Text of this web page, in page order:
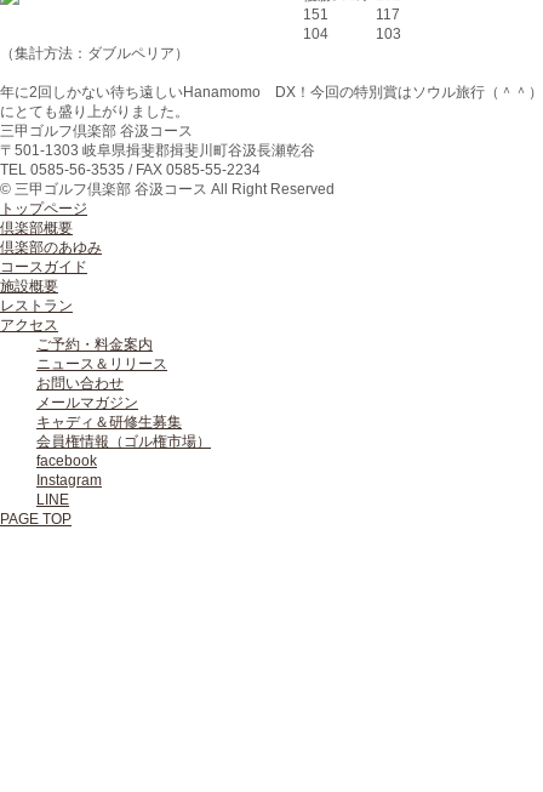
151
117
104
103
（集計方法：ダブルペリア）
年に2回しかない待ち遠しいHanamomo DX！今回の特別賞はソウル旅行（＾＾
にとても盛り上がりました。
三甲ゴルフ倶楽部 谷汲コース
〒 501-1303 岐阜県揖斐郡揖斐川町谷汲長瀬乾谷
TEL 0585-56-3535 / FAX 0585-55-2234
© 三甲ゴルフ倶楽部 谷汲コース All Right Reserved
トップページ
倶楽部概要
倶楽部のあゆみ
コースガイド
施設概要
レストラン
アクセス
ご予約・料金案内
ニュース＆リリース
お問い合わせ
メールマガジン
キャディ＆研修生募集
会員権情報（ゴル権市場）
facebook
Instagram
LINE
PAGE TOP